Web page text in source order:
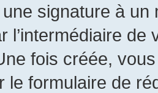
signature à un
l’intermédiaire
fois créée,
le formulaire de